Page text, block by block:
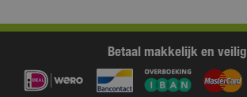
Betaal makkelijk en veilig